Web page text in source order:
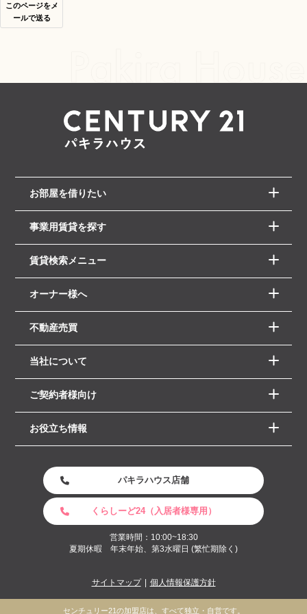
このページをメ
ールで送る
お部屋を借りたい
事業用賃貸を探す
賃貸検索メニュー
オーナー様へ
不動産売買
当社について
ご契約者様向け
お役立ち情報
パキラハウス店舗
くらしーど24（入居者様専用）
営業時間：10:00~18:30
夏期休暇 年末年始、第3水曜日 (繁忙期除く)
サイトマップ 個人情報保護方針
センチュリー21の加盟店は、すべて独立・自営です。